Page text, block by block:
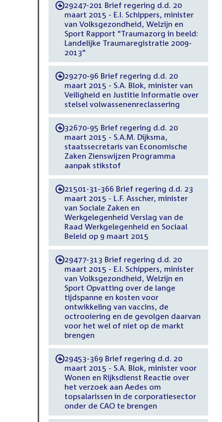
-29247-201 Brief regering d.d. 20
maart 2015 - E.I. Schippers, minister
van Volksgezondheid, Welzijn en
Sport Rapport "Traumazorg in beeld:
Landelijke Traumaregistratie 2009-
2013"
-29270-96 Brief regering d.d. 20
maart 2015 - S.A. Blok, minister van
Veiligheid en Justitie Informatie over
stelsel volwassenenreclassering
-32670-95 Brief regering d.d. 20
maart 2015 - S.A.M. Dijksma,
staatssecretaris van Economische
Zaken Zienswijzen Programma
aanpak stikstof
-21501-31-366 Brief regering d.d. 23
maart 2015 - L.F. Asscher, minister
van Sociale Zaken en
Werkgelegenheid Verslag van de
Raad Werkgelegenheid en Sociaal
Beleid op 9 maart 2015
-29477-313 Brief regering d.d. 20
maart 2015 - E.I. Schippers, minister
van Volksgezondheid, Welzijn en
Sport Opvatting over de lange
tijdspanne en kosten voor
ontwikkeling van vaccins, de
octrooiering en de gevolgen daarvan
voor het wel of niet op de markt
brengen
-29453-369 Brief regering d.d. 20
maart 2015 - S.A. Blok, minister voor
Wonen en Rijksdienst Reactie over
het verzoek aan Aedes om
topsalarissen in de corporatiesector
onder de CAO te brengen